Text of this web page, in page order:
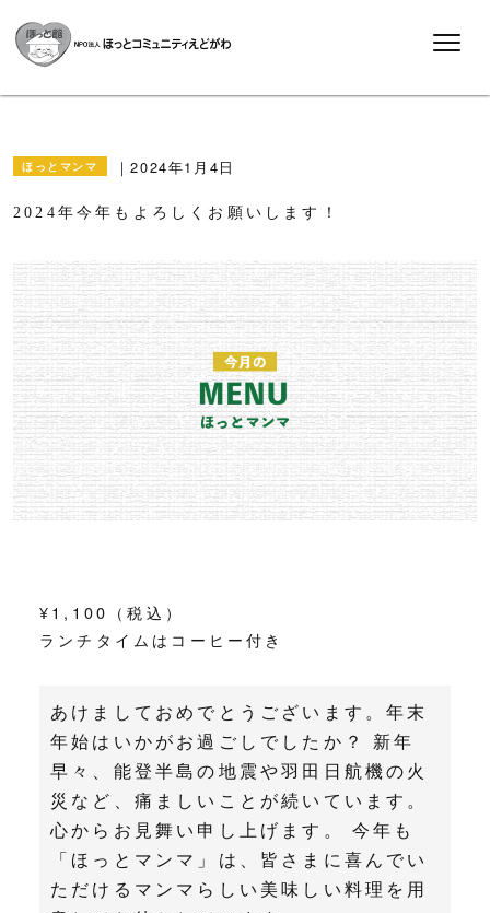
ほっとマンマ 2024年1月4日
2024年今年もよろしくお願いします！
¥1,100（税込）
ランチタイムはコーヒー付き
あけましておめでとうございます。年末
年始はいかがお過ごしでしたか？ 新年
早々、能登半島の地震や羽田日航機の火
災など、痛ましいことが続いています。
心からお見舞い申し上げます。 今年も
「ほっとマンマ」は、皆さまに喜んでい
ただけるマンマらしい美味しい料理を用